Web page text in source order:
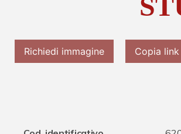
Richiedi immagine Copia link